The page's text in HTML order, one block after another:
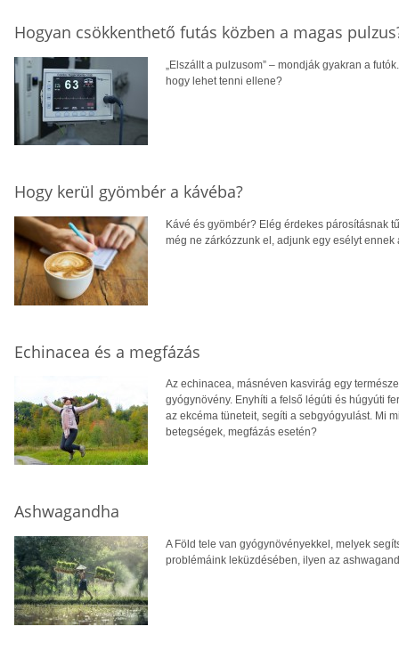
Hogyan csökkenthető futás közben a magas
„Elszállt a pulzusom” – mondják gyakran a
hogy lehet tenni ellene?
Hogy kerül gyömbér a kávéba?
Kávé és gyömbér? Elég érdekes párosításnak
még ne zárkózzunk el, adjunk egy esélyt ennek
Echinacea és a megfázás
Az echinacea, másnéven kasvirág egy
gyógynövény. Enyhíti a felső légúti és húgyúti
az ekcéma tüneteit, segíti a sebgyógyulást. Mi
betegségek, megfázás esetén?
Ashwagandha
A Föld tele van gyógynövényekkel, melyek
problémáink leküzdésében, ilyen az